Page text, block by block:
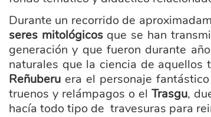
Durante un recorrido de
seres mitológicos que se han
generación y que fueron durante
naturales que la ciencia de
Reñuberu era el personaje
truenos y relámpagos o el Trasgu,
hacía todo tipo de travesuras para